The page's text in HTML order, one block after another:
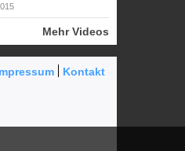
Mehr Videos
Kontakt